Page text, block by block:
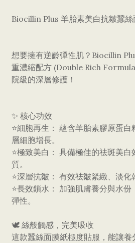
Biocillin Plus 羊胎素美白抗皺蠶絲
想要擁有逆齡彈性肌？Biocillin
重濃縮配方 (Double Rich
院級的深層修護！
​✨ 核心功效
⭐​細胞再生： 蘊含羊胎素膠原蛋
層細胞增長。
⭐​極致美白： 具備極佳的祛斑美
質。
⭐​深層抗皺： 有效祛皺緊緻、淡化
⭐​長效鎖水： 加強肌膚養分與水
彈性。
​🕊️ 絲般觸感，完美吸收
這款蠶絲面膜紙極度貼服，能讓